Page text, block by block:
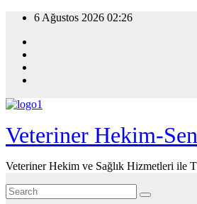
Skip
content
6 Ağustos 2026 02:26
Veteriner Hekim-Sen
Veteriner Hekim ve Sağlık Hizmetleri ile